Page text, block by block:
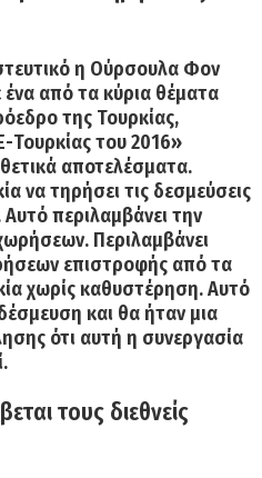
η Ούρσουλα Φον
από τα κύρια θέματα
της Τουρκίας,
του 2016»
θετικά αποτελέσματα.
να τηρήσει τις δεσμεύσεις
περιλαμβάνει την
Περιλαμβάνει
επιστροφής από τα
χωρίς καθυστέρηση.Αυτό
και θα ήταν μια
ότι αυτή η συνεργασία
τους διεθνείς